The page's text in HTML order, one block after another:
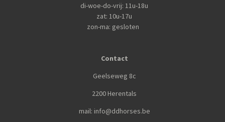
di-woe-do-vrij: 11u-18u
zat: 10u-17u
zon-ma: gesloten
Contact
Geelseweg 8c
2200 Herentals
mail: info@ddhorses.be